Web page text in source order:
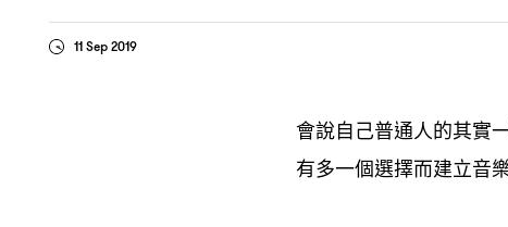
11 Sep 2019
會說自己普通人的其實
有多一個選擇而建立音